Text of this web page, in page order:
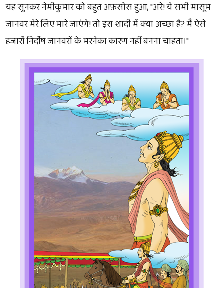
यह सुनकर नेमीकुमार को बहुत अफ़सोस हुआ, "अरे! ये सभी मासूम
जानवर मेरे लिए मारे जाएंगे! तो इस शादी में क्या अच्छा है? मैं ऐसे
हजारों निर्दोष जानवरों के मरनेका कारण नहीं बनना चाहता।"